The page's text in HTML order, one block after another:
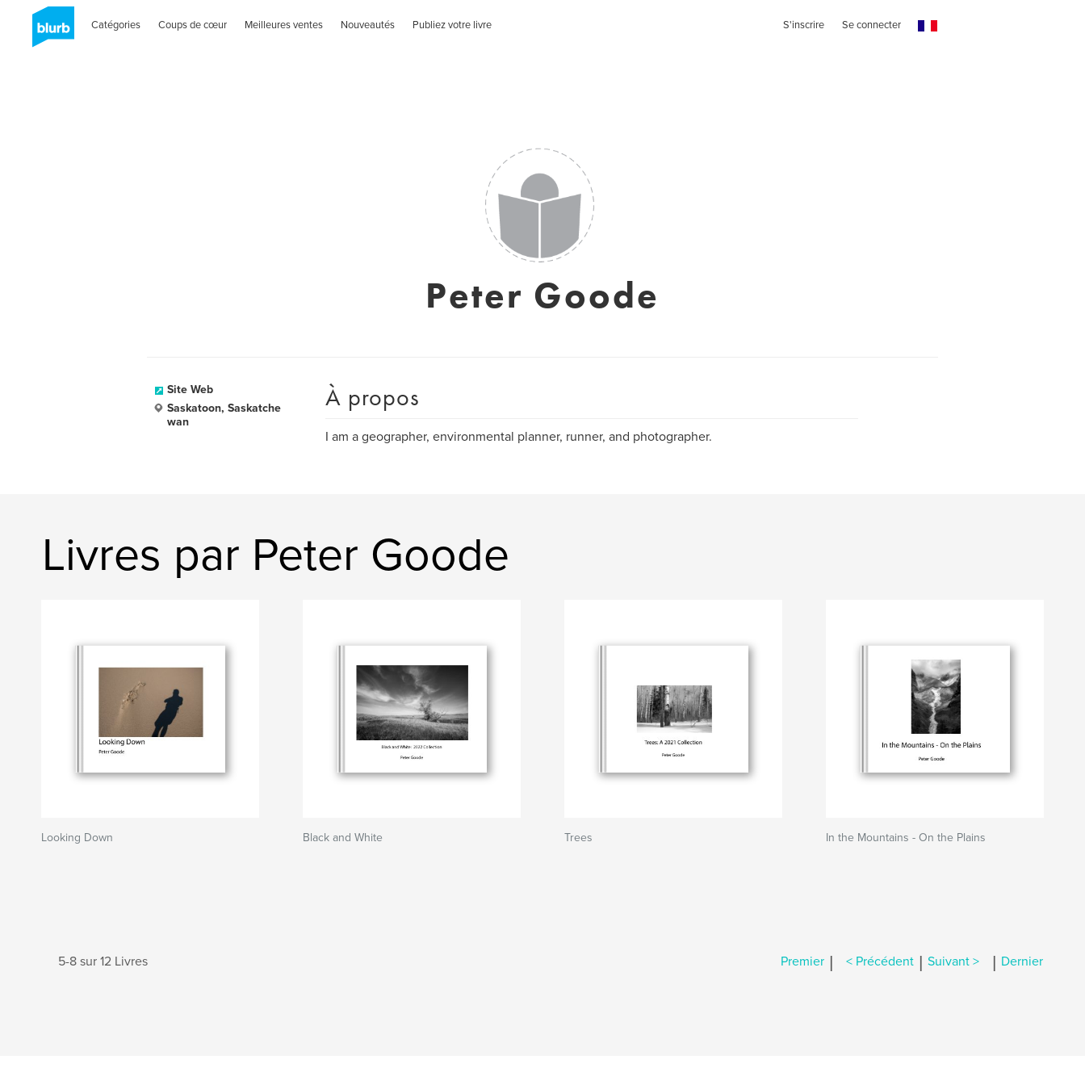
Catégories Coups de cœur Meilleures ventes Nouveautés Publiez votre livre S'inscrire Se connecter
Peter Goode
Site Web
Saskatoon, Saskatche
wan
À propos
I am a geographer, environmental planner, runner, and photographer.
Livres par Peter Goode
Looking Down Black and White Trees In the Mountains - On the Plains
5-8 sur 12 Livres Premier | < Précédent | Suivant > | Dernier